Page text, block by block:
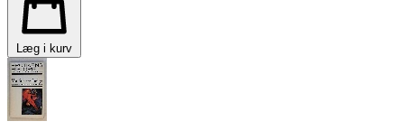
Læg i kurv